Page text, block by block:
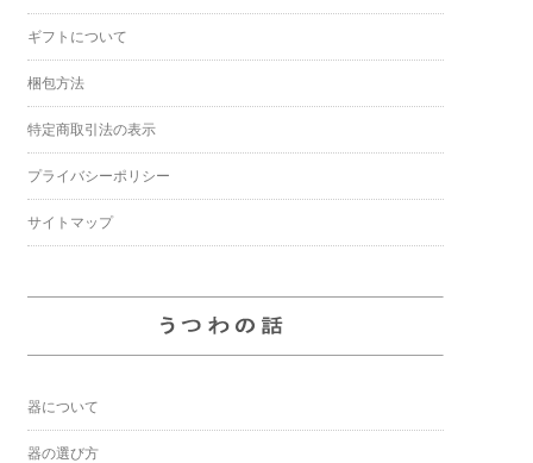
ギフトについて
梱包方法
特定商取引法の表示
プライバシーポリシー
サイトマップ
器について
器の選び方